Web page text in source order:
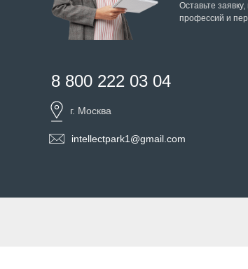
Оставьте
профессий и
intellectpark1@gmail.com
г. Москва
8 800 222 03 04